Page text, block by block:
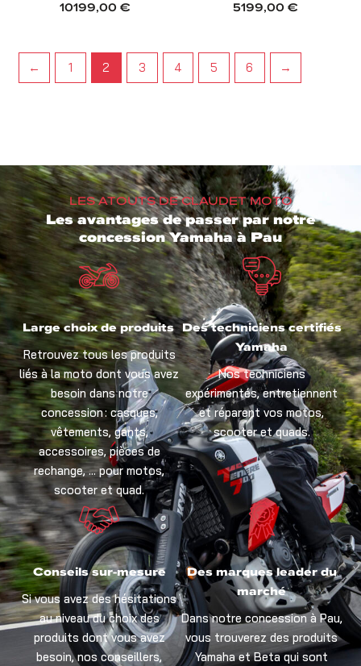
10199,00€ 5199,00€
← 1 2 3 4 5 6 →
LES ATOUTS DE CLAUDET MOTO
Les avantages de passer par notre
concession Yamaha à Pau
Large choix de produits
Retrouvez tous les produits
liés à la moto dont vous avez
besoin dans notre
concession : casques,
vêtements, gants,
accessoires, pièces de
rechange, … pour motos,
scooter et quad.
Des techniciens certifiés
Yamaha
Nos techniciens
expérimentés, entretiennent
et réparent vos motos,
scooter et quads.
Conseils sur-mesure
Si vous avez des hésitations
au niveau du choix des
produits dont vous avez
besoin, nos conseillers,
Des marques leader du
marché
Dans notre concession à Pau,
vous trouverez des produits
Yamaha et Beta qui sont